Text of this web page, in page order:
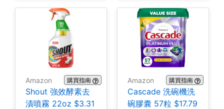
Amazon 購買指南
Shout 強效酵素去
漬噴霧 22oz $3.31
Amazon 購買指南
Cascade 洗碗機洗
碗膠囊 57粒 $17.79